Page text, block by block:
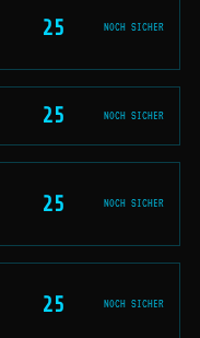
25 NOCH SICHER
25 NOCH SICHER
25 NOCH SICHER
25 NOCH SICHER